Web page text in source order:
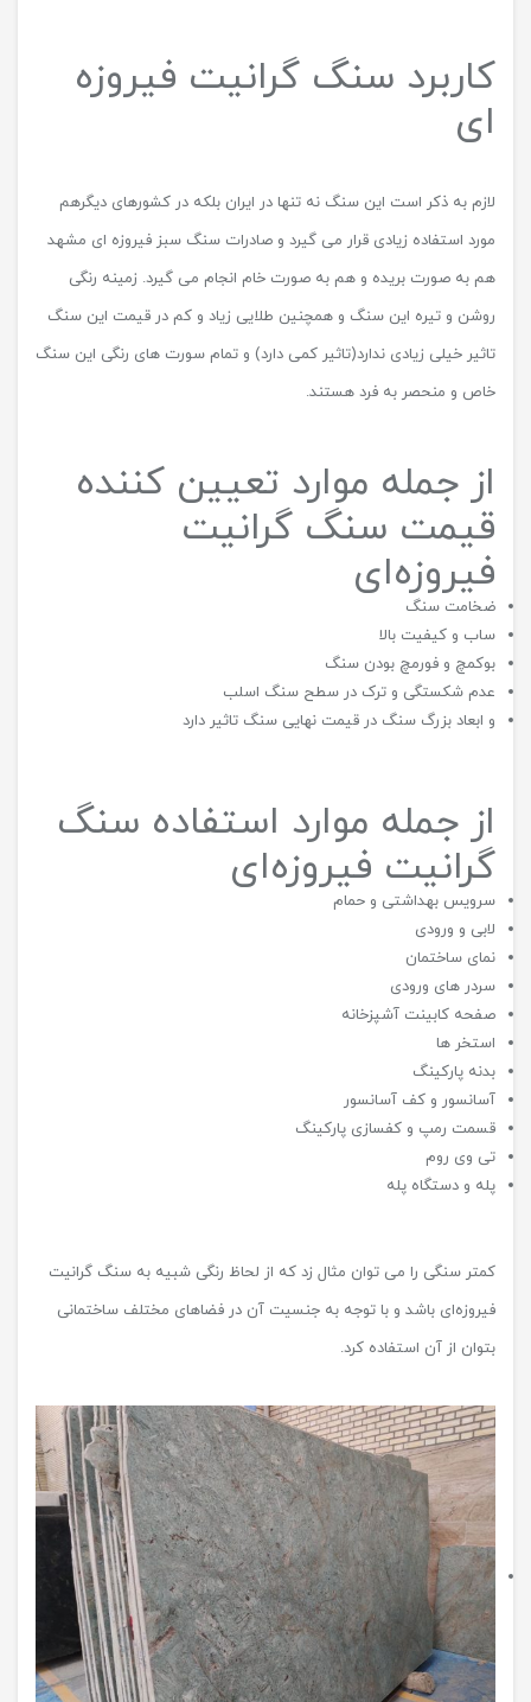
کاربرد سنگ گرانیت فیروزه
ای
لازم به ذکر است این سنگ نه تنها در ایران بلکه در کشورهای دیگرهم
مورد استفاده زیادی قرار می گیرد و صادرات سنگ سبز فیروزه ای مشهد
هم به صورت بریده و هم به صورت خام انجام می گیرد. زمینه رنگی
روشن و تیره این سنگ و همچنین طلایی زیاد و کم در قیمت این سنگ
تاثیر خیلی زیادی ندارد(تاثیر کمی دارد) و تمام سورت های رنگی این سنگ
خاص و منحصر به فرد هستند.
از جمله موارد تعیین کننده
قیمت سنگ گرانیت
فیروزه‌ای
ضخامت سنگ
ساب و کیفیت بالا
بوکمچ و فورمچ بودن سنگ
عدم شکستگی و ترک در سطح سنگ اسلب
و ابعاد بزرگ سنگ در قیمت نهایی سنگ تاثیر دارد
از جمله موارد استفاده سنگ
گرانیت فیروزه‌ای
سرویس بهداشتی و حمام
لابی و ورودی
نمای ساختمان
سردر های ورودی
صفحه کابینت آشپزخانه
استخر ها
بدنه پارکینگ
آسانسور و کف آسانسور
قسمت رمپ و کفسازی پارکینگ
تی وی روم
پله و دستگاه پله
کمتر سنگی را می توان مثال زد که از لحاظ رنگی شبیه به سنگ گرانیت
فیروزه‌ای باشد و با توجه به جنسیت آن در فضاهای مختلف ساختمانی
بتوان از آن استفاده کرد.